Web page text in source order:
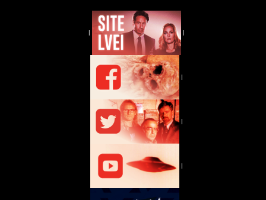
| |
|
|
|